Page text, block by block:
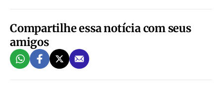
Compartilhe essa notícia com seus
amigos